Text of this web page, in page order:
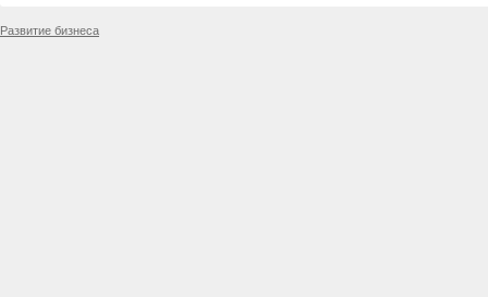
Развитие бизнеса